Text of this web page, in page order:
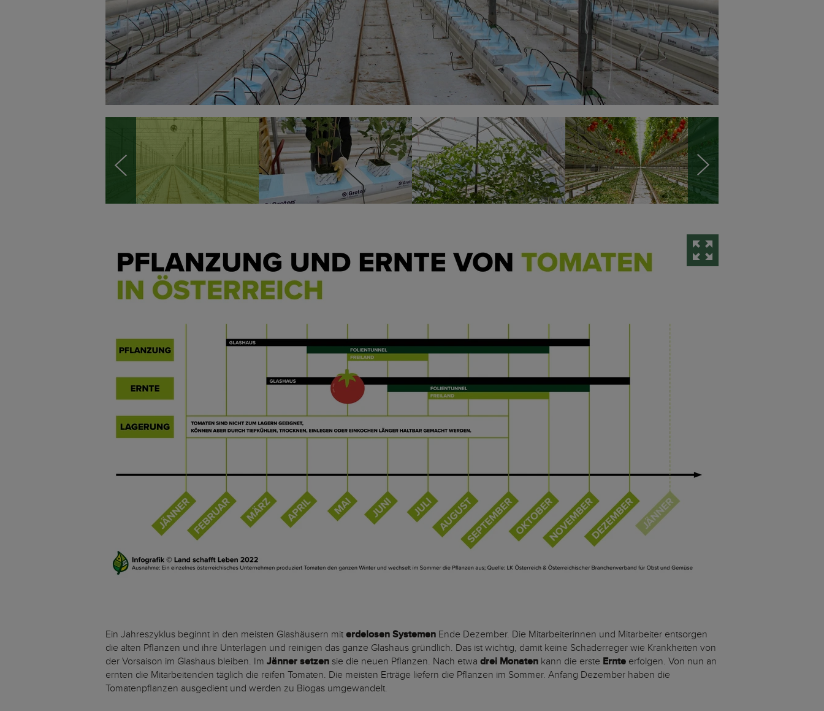
Ein Jahreszyklus beginnt in den meisten Glashäusern mit erdelosen Systemen Ende Dezember. Die Mitarbeiterinnen und Mitarbeiter entsorgen
die alten Pflanzen und ihre Unterlagen und reinigen das ganze Glashaus gründlich. Das ist wichtig, damit keine Schaderreger wie Krankheiten von
der Vorsaison im Glashaus bleiben. Im Jänner setzen sie die neuen Pflanzen. Nach etwa drei Monaten kann die erste Ernte erfolgen. Von nun an
ernten die Mitarbeitenden täglich die reifen Tomaten. Die meisten Erträge liefern die Pflanzen im Sommer. Anfang Dezember haben die
Tomatenpflanzen ausgedient und werden zu Biogas umgewandelt.